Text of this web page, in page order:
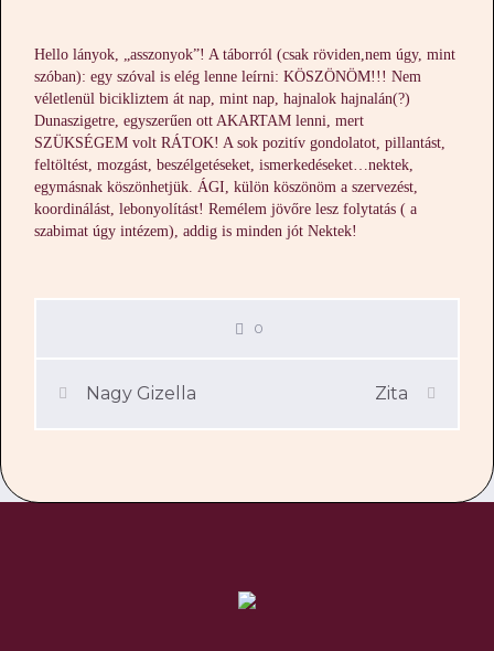
Hello lányok, „asszonyok”! A táborról (csak röviden,nem úgy, mint
szóban): egy szóval is elég lenne leírni: KÖSZÖNÖM!!! Nem
véletlenül bicikliztem át nap, mint nap, hajnalok hajnalán(?)
Dunaszigetre, egyszerűen ott AKARTAM lenni, mert
SZÜKSÉGEM volt RÁTOK! A sok pozitív gondolatot, pillantást,
feltöltést, mozgást, beszélgetéseket, ismerkedéseket…nektek,
egymásnak köszönhetjük. ÁGI, külön köszönöm a szervezést,
koordinálást, lebonyolítást! Remélem jövőre lesz folytatás ( a
szabimat úgy intézem), addig is minden jót Nektek!
0
Nagy Gizella Zita